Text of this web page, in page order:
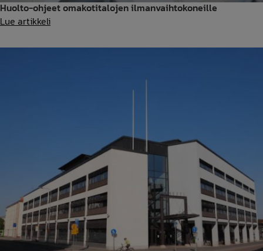
Huolto-ohjeet omakotitalojen ilmanvaihtokoneille
Lue artikkeliHuolto-
omakotitalojen